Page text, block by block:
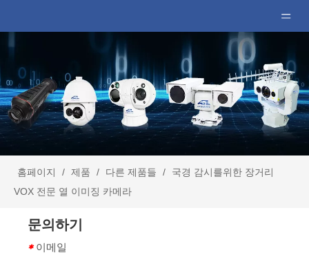
홈페이지 / 제품 / 다른 제품들 /
국경 감시를위한 장거리
VOX 전문 열 이미징 카메라
문의하기
* 이메일